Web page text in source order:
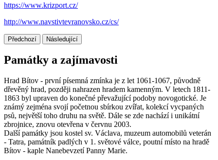
https://www.krizport.cz/
http://www.navstivtevranovsko.cz/cs/
Předchozí Následující
Památky a zajímavosti
Hrad Bítov - první písemná zmínka je z let 1061-1067, původně
dřevěný hrad, později nahrazen hradem kamenným. V letech 1811-
1863 byl upraven do konečné převažující podoby novogotické. Je
známý zejména svojí početnou sbírkou zvířat, kolekcí vycpaných
psů, největší toho druhu na světě. Dále se zde nachází i unikátní
zbrojnice, znovu otevřena v červnu 2003.
Další památky jsou kostel sv. Václava, muzeum automobilů veterán
- Tatra, památník padlých v 1. světové válce, poutní místo na hradě
Bítov - kaple Nanebevzetí Panny Marie.